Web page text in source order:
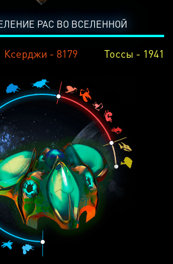
РАС ВО ВСЕЛЕННОЙ
Ксерджи - 8179 Тоссы - 1941